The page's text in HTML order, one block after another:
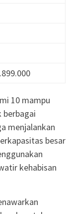
10 mampu
berbagai
menjalankan
besar
kehabisan